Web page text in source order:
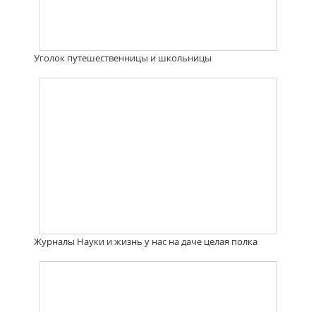
Уголок путешественницы и школьницы
Журналы Науки и жизнь у нас на даче целая полка